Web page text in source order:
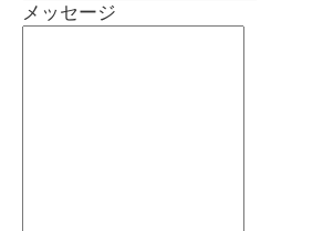
メッセージ